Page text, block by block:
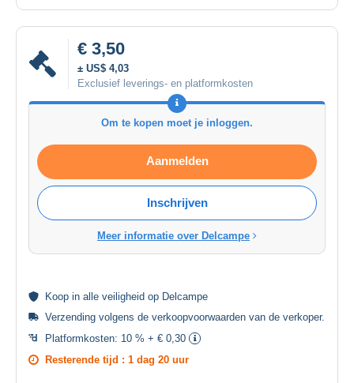
€ 3,50
± US$ 4,03
Exclusief leverings- en platformkosten
Om te kopen moet je inloggen.
Aanmelden
Inschrijven
Meer informatie over Delcampe
Koop in alle veiligheid op Delcampe
Verzending volgens de verkoopvoorwaarden van de verkoper.
Platformkosten: 10 % + € 0,30
Resterende tijd : 1 dag 20 uur